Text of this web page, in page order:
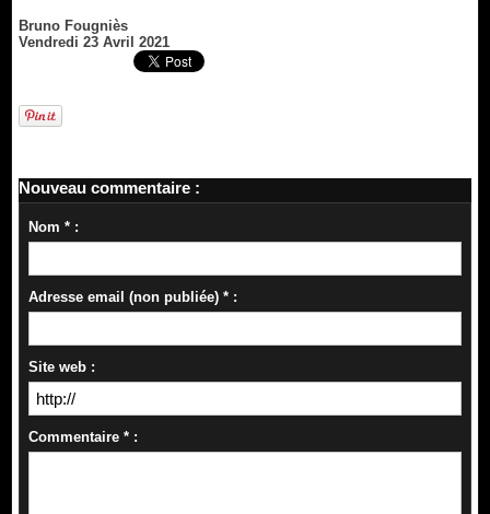
Bruno Fougniès
Vendredi 23 Avril 2021
Nouveau commentaire :
Nom * :
Adresse email (non publiée) * :
Site web :
Commentaire * :